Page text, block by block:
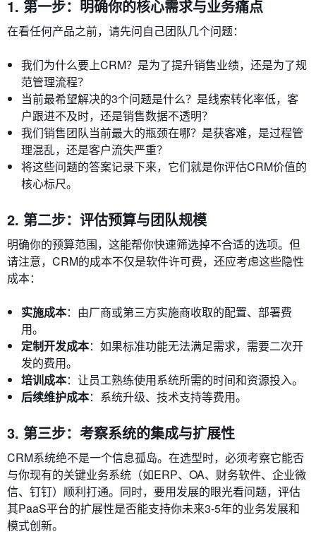
1. 第一步：明确你的核心需求与业务痛点
在看任何产品之前，请先问自己团队几个问题：
我们为什么要上CRM？是为了提升销售业绩，还是为了规
范管理流程？
当前最希望解决的3个问题是什么？是线索转化率低，客
户跟进不及时，还是销售数据不透明？
我们销售团队当前最大的瓶颈在哪？是获客难，是过程管
理混乱，还是客户流失严重？
将这些问题的答案记录下来，它们就是你评估CRM价值的
核心标尺。
2. 第二步：评估预算与团队规模
明确你的预算范围，这能帮你快速筛选掉不合适的选项。但
请注意，CRM的成本不仅是软件许可费，还应考虑这些隐性
成本：
实施成本：由厂商或第三方实施商收取的配置、部署费
用。
定制开发成本：如果标准功能无法满足需求，需要二次开
发的费用。
培训成本：让员工熟练使用系统所需的时间和资源投入。
后续维护成本：系统升级、技术支持等费用。
3. 第三步：考察系统的集成与扩展性
CRM系统绝不是一个信息孤岛。在选型时，必须考察它能否
与你现有的关键业务系统（如ERP、OA、财务软件、企业微
信、钉钉）顺利打通。同时，要用发展的眼光看问题，评估
其PaaS平台的扩展性是否能支持你未来3-5年的业务发展和
模式创新。